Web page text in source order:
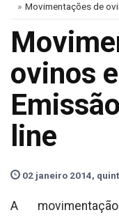
Movimentações de
ovinos
line
02 janeiro 2014,
A